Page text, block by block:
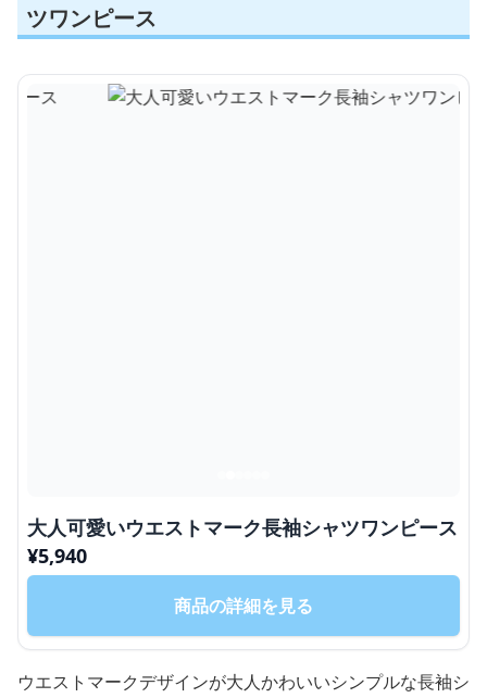
ツワンピース
大人可愛いウエストマーク長袖シャツワンピース
¥5,940
商品の詳細を見る
ウエストマークデザインが大人かわいいシンプルな長袖シ